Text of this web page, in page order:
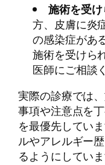
施術を受
方、皮膚に炎
の感染症があ
施術を受けら
医師にご相談
実際の診療では
事項や注意点を
を最優先してい
ルやアレルギー
るようにしていま